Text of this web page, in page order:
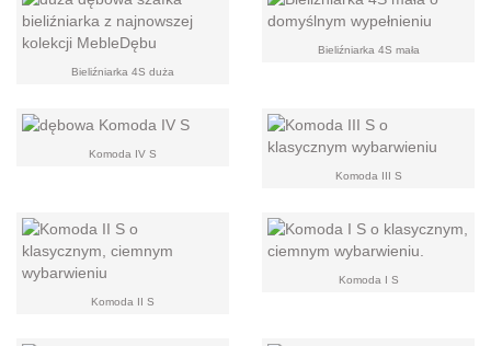
Bieliźniarka 4S duża
Bieliźniarka 4S mała
Komoda IV S
Komoda III S
Komoda II S
Komoda I S